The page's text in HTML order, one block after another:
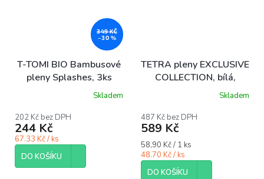
349 KČ
–30 %
T-TOMI BIO Bambusové
pleny Splashes, 3ks
Skladem
202 Kč bez DPH
244 Kč
67.33 Kč / ks
DO KOŠÍKU
TETRA pleny EXCLUSIVE
COLLECTION, bílá,
70x70, 10ks
produktu
je
z
5
hvězdiček.
Skladem
487 Kč bez DPH
589 Kč
Měrná
cena:
58,90 Kč / 1 ks
48.70 Kč / ks
DO KOŠÍKU